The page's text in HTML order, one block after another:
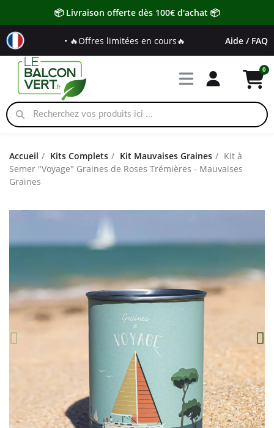
📦 Livraison offerte dès 100€ d'achat 📦
• 🔥Offres limitées en cours🔥 Aide / FAQ
Accueil Kits Complets Kit Mauvaises Graines
Kit à
Semer "Voyage" Graines de Roses Trémières - Mauvaises
Graines